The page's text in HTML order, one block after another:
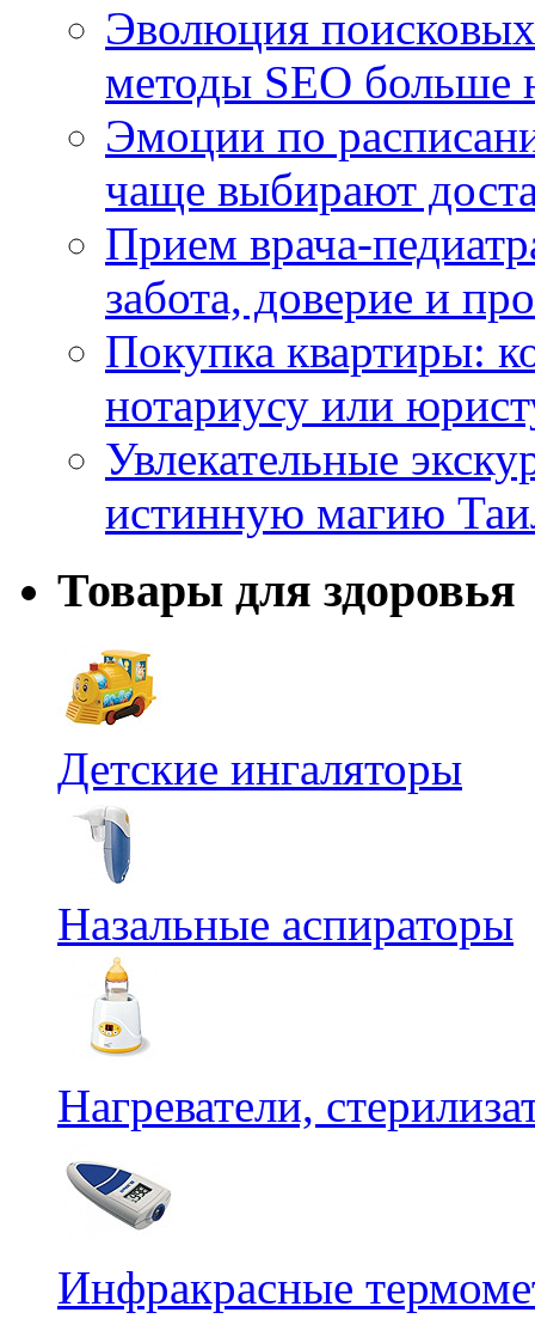
Эволюция
методы SEO больше
Эмоции по
чаще выбирают
Прием врача-
забота, доверие и
Покупка квартиры:
нотариусу или
Увлекательные
истинную магию
Товары для здоровья
Детские ингаляторы
Назальные аспираторы
Нагреватели,
Инфракрасные